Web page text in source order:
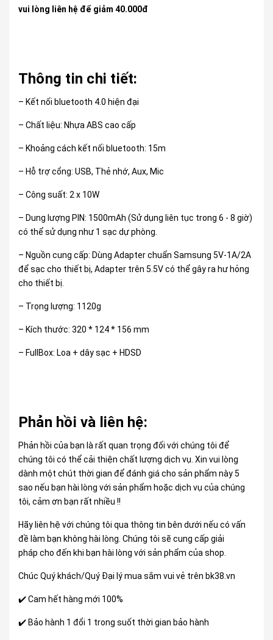
vui lòng liên hệ để giảm 40.000đ
Thông tin chi tiết:
– Kết nối bluetooth 4.0 hiện đại
– Chất liệu: Nhựa ABS cao cấp
– Khoảng cách kết nối bluetooth: 15m
– Hỗ trợ cổng: USB, Thẻ nhớ, Aux, Mic
– Công suất: 2 x 10W
– Dung lượng PIN: 1500mAh (Sử dụng liên tục trong 6 - 8 giờ)
có thể sử dụng như 1 sạc dự phòng.
– Nguồn cung cấp: Dùng Adapter chuẩn Samsung 5V-1A/2A
để sạc cho thiết bị, Adapter trên 5.5V có thể gây ra hư hỏng
cho thiết bị.
– Trọng lượng: 1120g
– Kích thước: 320 * 124 * 156 mm
– FullBox: Loa + dây sạc + HDSD
Phản hồi và liên hệ:
Phản hồi của bạn là rất quan trọng đối với chúng tôi để
chúng tôi có thể cải thiện chất lượng dịch vụ. Xin vui lòng
dành một chút thời gian để đánh giá cho sản phẩm này 5
sao nếu bạn hài lòng với sản phẩm hoặc dịch vụ của chúng
tôi, cảm ơn bạn rất nhiều !!
Hãy liên hệ với chúng tôi qua thông tin bên dưới nếu có vấn
đề làm bạn không hài lòng. Chúng tôi sẽ cung cấp giải
pháp cho đến khi bạn hài lòng với sản phẩm của shop.
Chúc Quý khách/Quý Đại lý mua sắm vui vẻ trên bk38.vn
✔️ Cam hết hàng mới 100%
✔️ Bảo hành 1 đổi 1 trong suốt thời gian bảo hành